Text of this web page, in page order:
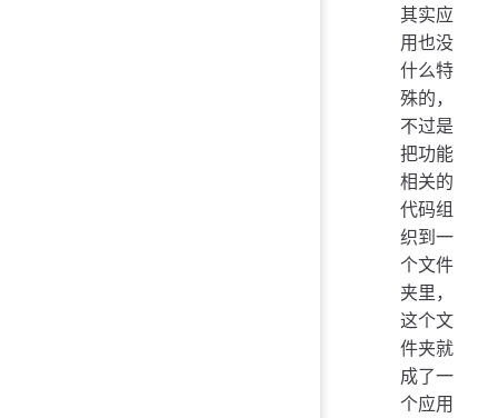
其实应
用也没
什么特
殊的，
不过是
把功能
相关的
代码组
织到一
个文件
夹里，
这个文
件夹就
成了一
个应用